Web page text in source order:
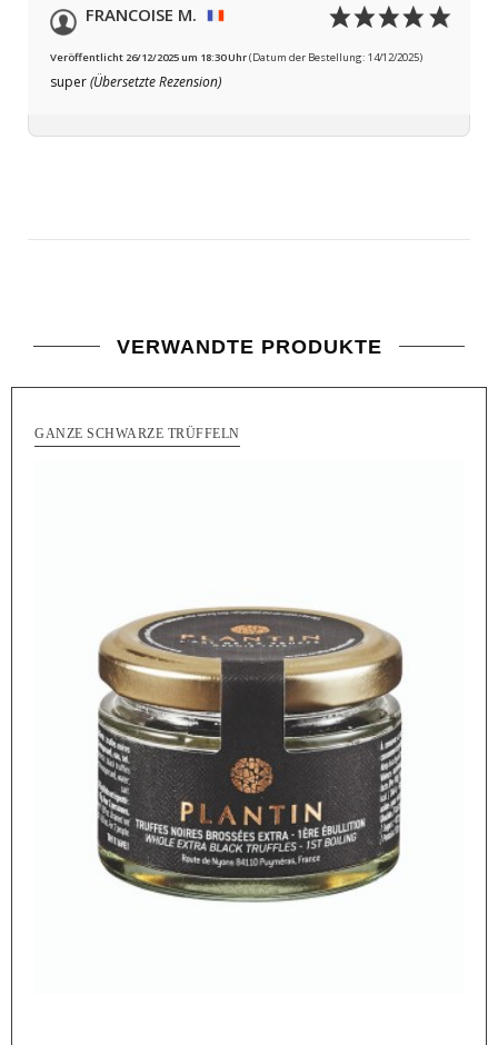
FRANCOISE M.
Veröffentlicht 26/12/2025 um 18:30 Uhr(Datum der Bestellung: 14/12/2025)
super(Übersetzte Rezension)
VERWANDTE PRODUKTE
GANZE SCHWARZE TRÜFFELN